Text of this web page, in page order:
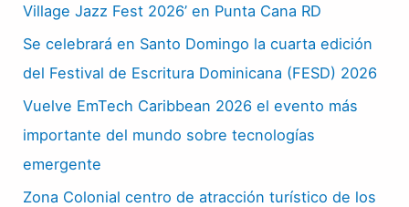
Village Jazz Fest 2026’ en Punta Cana RD
Se celebrará en Santo Domingo la cuarta edición
del Festival de Escritura Dominicana (FESD) 2026
Vuelve EmTech Caribbean 2026 el evento más
importante del mundo sobre tecnologías
emergente
Zona Colonial centro de atracción turístico de los